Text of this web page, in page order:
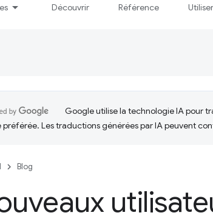
Découvrir Référence
Google utilise la technologie IA pour
préférée. Les traductions générées par IA peuvent
Blog